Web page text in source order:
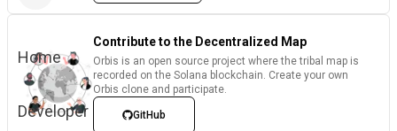
Home
Developer
Contribute to the Decentralized Map
Orbis is an open source project where the tribal map is
recorded on the Solana blockchain. Create your own
Orbis clone and participate.
GitHub